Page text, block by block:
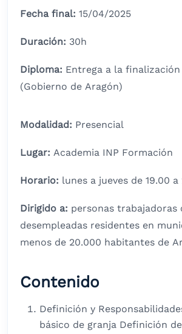
Fecha final: 15/04/2025
Duración: 30h
Diploma: Entrega a la
(Gobierno de Aragón)
Modalidad: Presencial
Lugar: Academia INP Formación
Horario: lunes a jueves de 19.00 a
Dirigido a: personas trabajadoras
desempleadas residentes en
menos de 20.000 habitantes de
Contenido
Definición y
básico de granja Definición